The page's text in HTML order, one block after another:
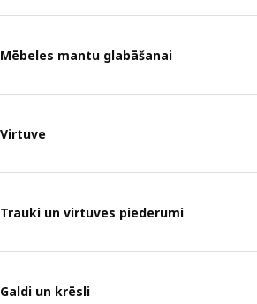
Mēbeles mantu glabāšanai
Virtuve
Trauki un virtuves piederumi
Galdi un krēsli